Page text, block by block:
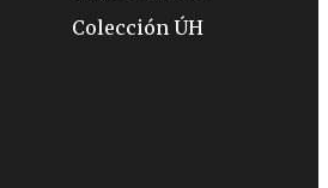
Colección ÚH